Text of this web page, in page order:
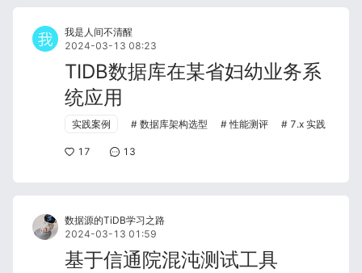
我是人间不清醒
2024-03-13 08:23
TIDB数据库在某省妇幼业务系
统应用
实践案例 数据库架构选型 性能测评 7.x 实践
17 13
数据源的TiDB学习之路
2024-03-13 01:59
基于信通院混沌测试工具